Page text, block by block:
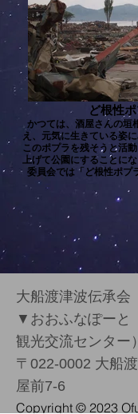
ど根性
かつては、酒屋さんの垣
え、元気に生きている姿
このポプラを残そうと活
上げて公園にすることに
委員会では「ど根性ポプ
大船渡津波伝承会
▼ おおふなぽーと
観光交流センター）
〒022-0002 大船
屋前7-6
Copyright ​© 2023